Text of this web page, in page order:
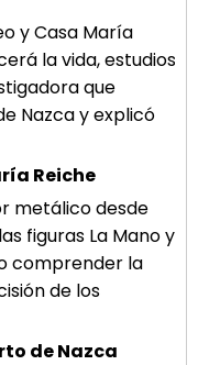
Puno 1 día-
Salidas
y Casa María
la vida, estudios
que
Nazca y explicó
Reiche
metálico desde
figuras La Mano y
comprender la
de los
de Nazca